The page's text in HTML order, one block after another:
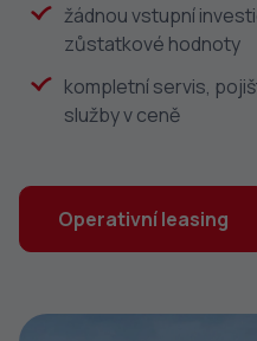
žádnou vstupní
zůstatkové hodnoty
kompletní servis,
služby v ceně
Operativní leasing